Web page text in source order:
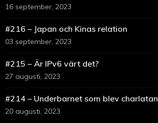
16 september, 2023
#216 – Japan och Kinas relation
03 september, 2023
#215 – Är IPv6 värt det?
27 augusti, 2023
#214 – Underbarnet som blev charlatan
20 augusti, 2023